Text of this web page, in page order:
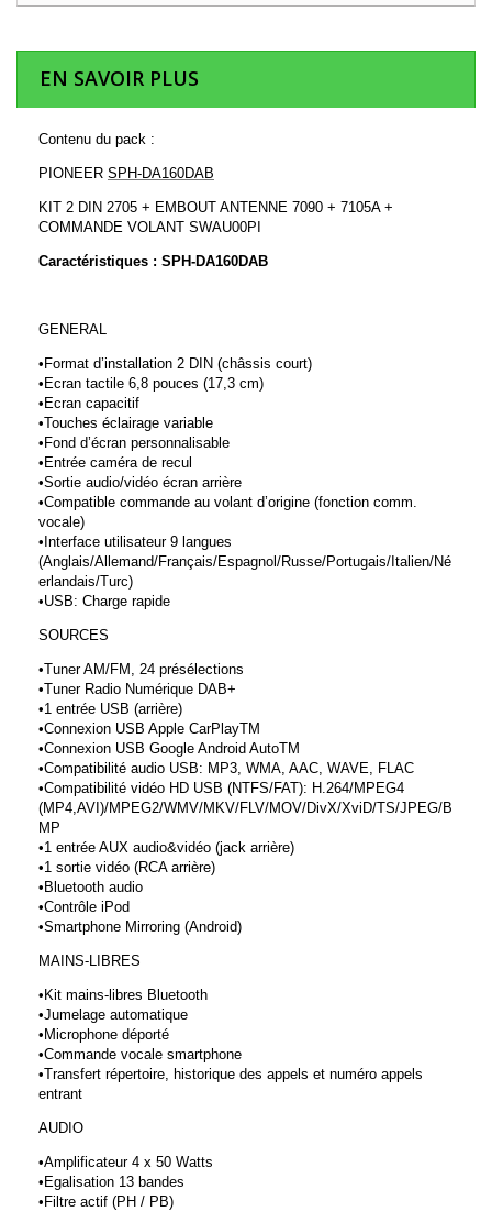
EN SAVOIR PLUS
Contenu du pack :
PIONEER SPH-DA160DAB
KIT 2 DIN 2705 + EMBOUT ANTENNE 7090 + 7105A+
COMMANDE VOLANT SWAU00PI
Caractéristiques : SPH-DA160DAB
GENERAL
•Format d’installation 2 DIN (châssis court)
•Ecran tactile 6,8 pouces (17,3 cm)
•Ecran capacitif
•Touches éclairage variable
•Fond d’écran personnalisable
•Entrée caméra de recul
•Sortie audio/vidéo écran arrière
•Compatible commande au volant d’origine (fonction comm.
vocale)
•Interface utilisateur 9 langues
(Anglais/Allemand/Français/Espagnol/Russe/Portugais/Italien/Né
erlandais/Turc)
•USB: Charge rapide
SOURCES
•Tuner AM/FM, 24 présélections
•Tuner Radio Numérique DAB+
•1 entrée USB (arrière)
•Connexion USB Apple CarPlayTM
•Connexion USB Google Android AutoTM
•Compatibilité audio USB: MP3, WMA, AAC, WAVE, FLAC
•Compatibilité vidéo HD USB (NTFS/FAT): H.264/MPEG4
(MP4,AVI)/MPEG2/WMV/MKV/FLV/MOV/DivX/XviD/TS/JPEG/B
MP
•1 entrée AUX audio&vidéo (jack arrière)
•1 sortie vidéo (RCA arrière)
•Bluetooth audio
•Contrôle iPod
•Smartphone Mirroring (Android)
MAINS-LIBRES
•Kit mains-libres Bluetooth
•Jumelage automatique
•Microphone déporté
•Commande vocale smartphone
•Transfert répertoire, historique des appels et numéro appels
entrant
AUDIO
•Amplificateur 4 x 50 Watts
•Egalisation 13 bandes
•Filtre actif (PH / PB)